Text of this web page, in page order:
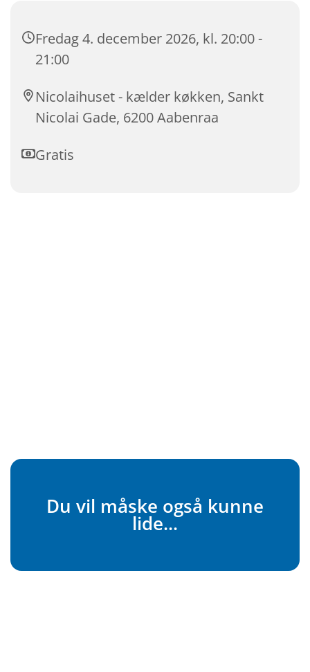
Fredag 4. december 2026, kl. 20:00 -
21:00
Nicolaihuset - kælder køkken, Sankt
Nicolai Gade, 6200 Aabenraa
Gratis
Du vil måske også kunne
lide...